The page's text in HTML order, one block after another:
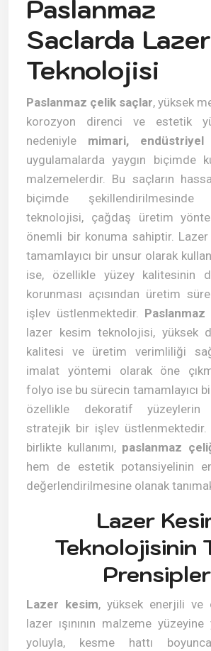
Paslanmaz
Saclarda
Teknolojisi
Paslanmaz çelik saçlar, yüksek
korozyon direnci ve estetik
nedeniyle mimari,
uygulamalarda yaygın biçimde
malzemelerdir. Bu saçların
biçimde
teknolojisi, çağdaş üretim
önemli bir konuma sahiptir.
tamamlayıcı bir unsur olarak
ise, özellikle yüzey kalitesinin
korunması açısından üretim
işlev üstlenmektedir.
lazer kesim teknolojisi, yüksek
kalitesi ve üretim verimliliği
imalat yöntemi olarak öne
folyo ise bu sürecin tamamlayıcı
özellikle dekoratif yüzeylerin
stratejik bir işlev üstlenmektedir.
birlikte kullanımı, paslanmaz
hem de estetik potansiyelinin
değerlendirilmesine olanak
Lazer
Teknolojisinin
Lazer kesim, yüksek enerjili ve
lazer ışınının malzeme
yoluyla, kesme hattı